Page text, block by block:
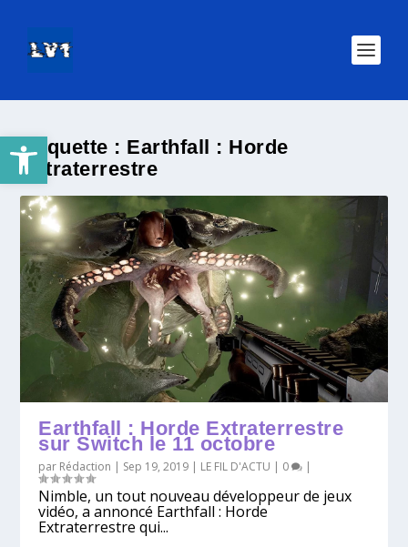
Ouvrir la barre d’outilsÉtiquette : Earthfall : Horde
Extraterrestre
Earthfall : Horde Extraterrestre
sur Switch le 11 octobre
par Rédaction | Sep 19, 2019 | LE FIL D'ACTU | 0 |
Nimble, un tout nouveau développeur de jeux
vidéo, a annoncé Earthfall : Horde
Extraterrestre qui...